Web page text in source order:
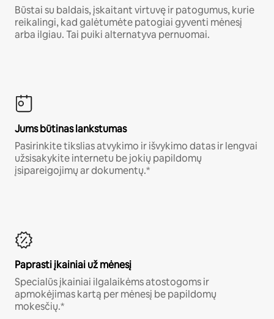
Būstai su baldais, įskaitant virtuvę ir patogumus, kurie
reikalingi, kad galėtumėte patogiai gyventi mėnesį
arba ilgiau. Tai puiki alternatyva pernuomai.
Jums būtinas lankstumas
Pasirinkite tikslias atvykimo ir išvykimo datas ir lengvai
užsisakykite internetu be jokių papildomų
įsipareigojimų ar dokumentų.*
Paprasti įkainiai už mėnesį
Specialūs įkainiai ilgalaikėms atostogoms ir
apmokėjimas kartą per mėnesį be papildomų
mokesčių.*